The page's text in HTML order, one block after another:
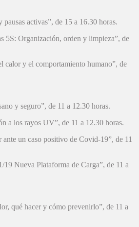
activas”, de 15 a 16.30 horas.
5S: Organización, orden y limpieza”, de
calor y el comportamiento humano”, de
y seguro”, de 11 a 12.30 horas.
a los rayos UV”, de 11 a 12.30 horas.
ante un caso positivo de Covid-19”, de 11
19 Nueva Plataforma de Carga”, de 11 a
qué hacer y cómo prevenirlo”, de 11 a